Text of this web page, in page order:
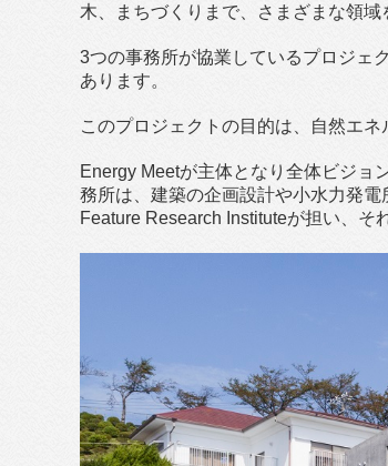
木、まちづくりまで、さまざまな領域
3つの事務所が協業しているプロジェ
あります。
このプロジェクトの目的は、自然エ
Energy Meetが主体となり全体ビジョ
務所は、建築の企画設計や小水力発
Feature Research Instituteが担い、そ